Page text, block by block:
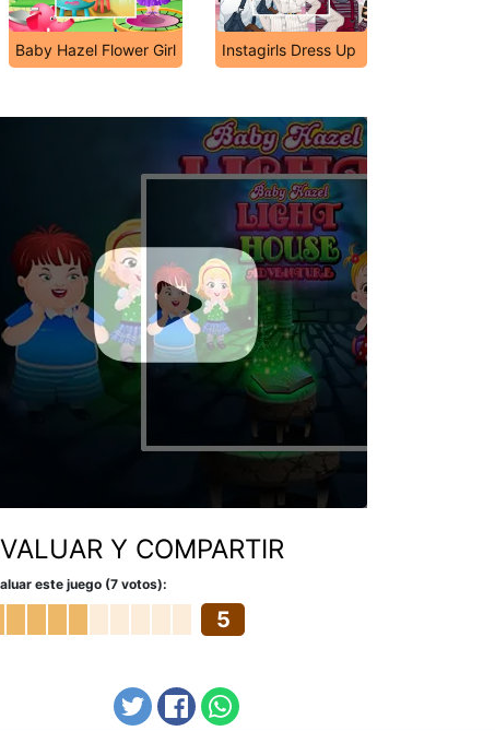
Baby Hazel Flower Girl Instagirls Dress Up
Y COMPARTIR
este juego (7 votos):
5